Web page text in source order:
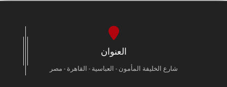
العنوان
شارع الخليفة المأمون - العباسية - القاهرة - مصر